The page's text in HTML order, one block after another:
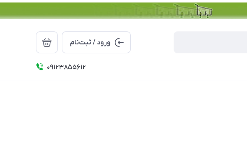
ورود / ثبت‌نام
09123855612